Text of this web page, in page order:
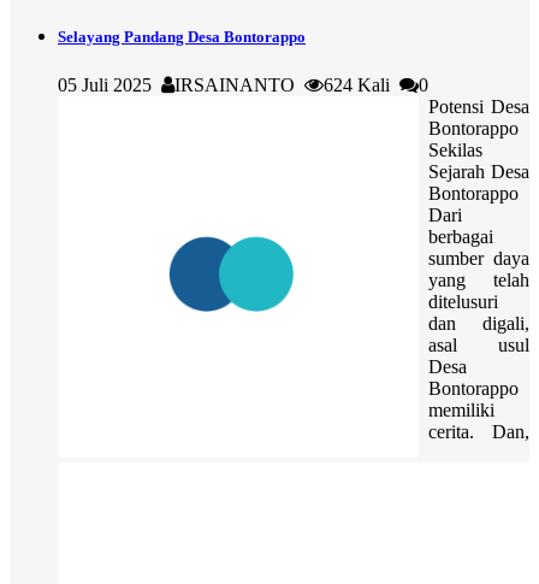
Selayang Pandang Desa Bontorappo
05 Juli 2025 IRSAINANTO 624 Kali
0
Potensi Desa
Bontorappo
Sekilas
Sejarah Desa
Bontorappo
Dari
berbagai
sumber daya
yang telah
ditelusuri
dan digali,
asal usul
Desa
Bontorappo
memiliki
cerita. Dan,